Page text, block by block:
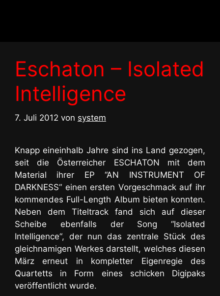
Eschaton – Isolated
Intelligence
7. Juli 2012 von system
Knapp eineinhalb Jahre sind ins Land gezogen,
seit die Österreicher ESCHATON mit dem
Material ihrer EP “AN INSTRUMENT OF
DARKNESS“ einen ersten Vorgeschmack auf ihr
kommendes Full-Length Album bieten konnten.
Neben dem Titeltrack fand sich auf dieser
Scheibe ebenfalls der Song “Isolated
Intelligence“, der nun das zentrale Stück des
gleichnamigen Werkes darstellt, welches diesen
März erneut in kompletter Eigenregie des
Quartetts in Form eines schicken Digipaks
veröffentlicht wurde.